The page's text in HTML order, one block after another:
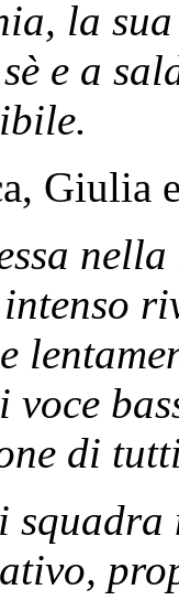
la
e a
Giulia
voce
di
squadra